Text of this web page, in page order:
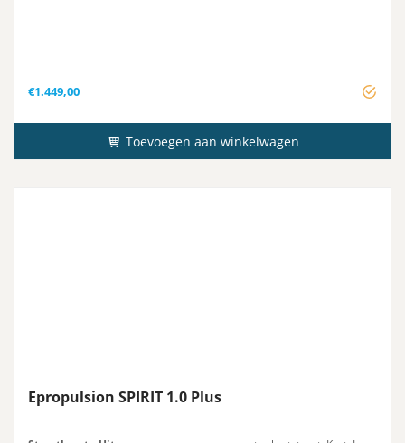
€1.449,00
Toevoegen aan winkelwagen
Epropulsion SPIRIT 1.0 Plus